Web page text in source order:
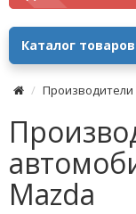
Каталог товаров
Производители
Mazda